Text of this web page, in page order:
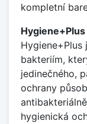
kompletní
Hygiene+Plus
bakteriím,
jedinečného,
ochrany
hygienická